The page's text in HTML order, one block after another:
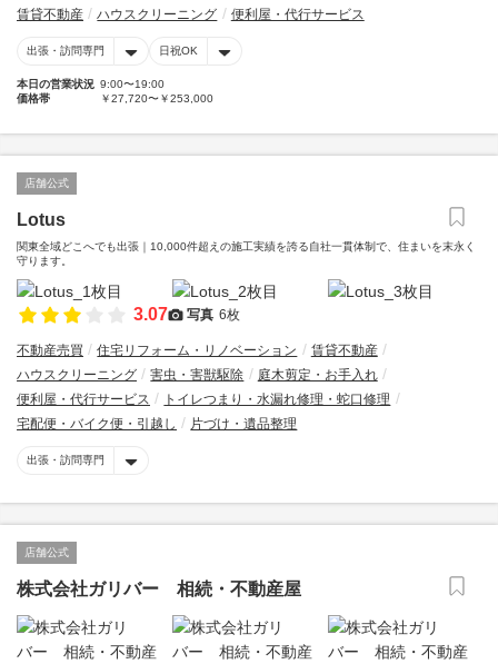
賃貸不動産
ハウスクリーニング 便利屋・代行サービス
出張・訪問専門 日祝OK
本日の営業状況 9:00〜19:00
価格帯
￥27,720〜￥253,000
店舗公式
Lotus
関東全域どこへでも出張｜10,000件超えの施工実績を誇る自社一貫体制で、住まいを末永く
守ります。
3.07 写真 6枚
不動産売買 住宅リフォーム・リノベーション
賃貸不動産
ハウスクリーニング
害虫・害獣駆除
庭木剪定・お手入れ
便利屋・代行サービス
トイレつまり・水漏れ修理・蛇口修理
宅配便・バイク便・引越し
片づけ・遺品整理
出張・訪問専門
店舗公式
株式会社ガリバー 相続・不動産屋